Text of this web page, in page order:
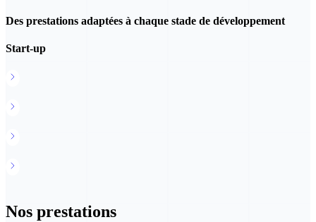
Des prestations adaptées à chaque stade de développement
Start-up
Nos prestations